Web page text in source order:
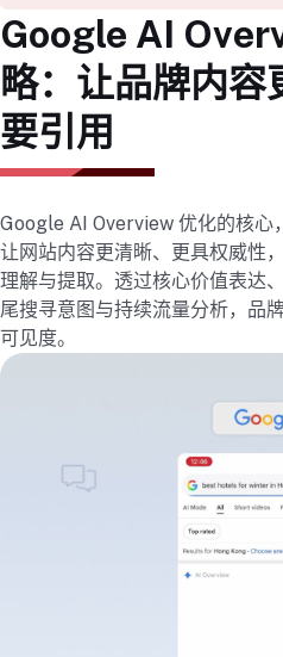
Google AI
略：让品牌内容
要引用
Google AI Overview 优化的核心
让网站内容更清晰、更具权威性
理解与提取。透过核心价值表达
尾搜寻意图与持续流量分析，品
可见度。